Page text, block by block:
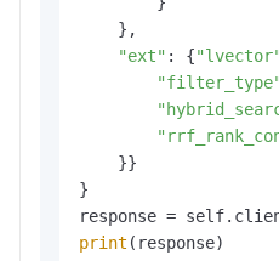
    },
"ext" : {"lvector"
"filter_type"
    }}
}
print (response)